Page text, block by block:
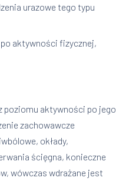
urazowe tego typu
aktywności fizycznej,
poziomu aktywności po jego
zachowawcze
okłady,
ścięgna, konieczne
wówczas wdrażane jest